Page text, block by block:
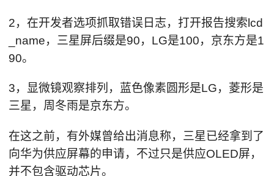
2，在开发者选项抓取错误日志，打开报告搜索lcd
_name，三星屏后缀是90，LG是100，京东方是1
90。
3，显微镜观察排列，蓝色像素圆形是LG，菱形是
三星，周冬雨是京东方。
在这之前，有外媒曾给出消息称，三星已经拿到了
向华为供应屏幕的申请，不过只是供应OLED屏，
并不包含驱动芯片。